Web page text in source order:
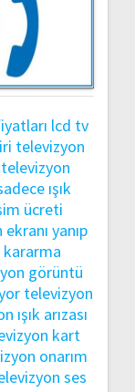
lcd tv
televizyon
televizyon
ışık
ücreti
yanıp
kararma
görüntü
televizyon
ışık arızası
kart
onarım
ses